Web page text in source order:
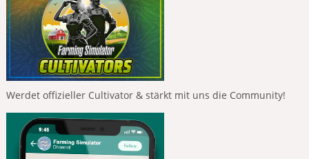
Werdet offizieller Cultivator & stärkt mit uns die Community!